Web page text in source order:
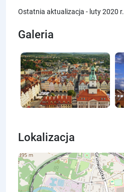
Ostatnia aktualizacja - luty 2020 r.
Galeria
Lokalizacja